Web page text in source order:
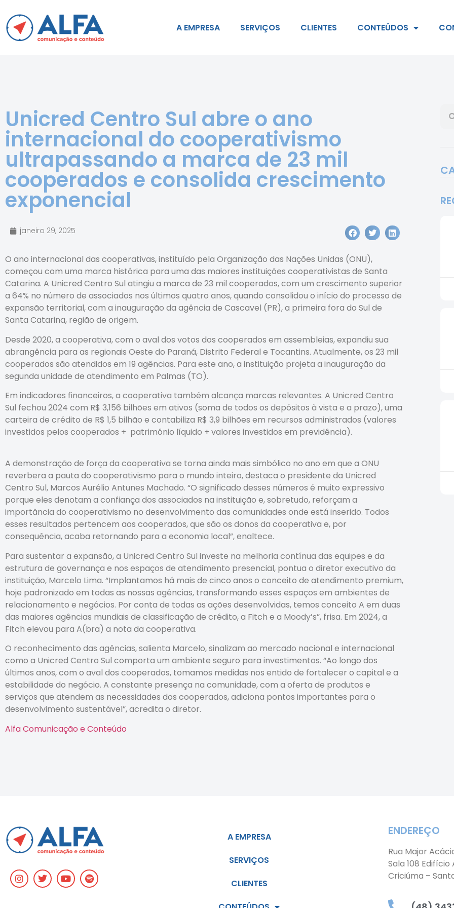
A EMPRESA SERVIÇOS CLIENTES CONTEÚDOS
Unicred Centro Sul abre o ano
internacional do cooperativismo
ultrapassando a marca de 23 mil
cooperados e consolida crescimento
exponencial
janeiro 29, 2025
O ano internacional das cooperativas, instituído pela Organização das Nações Unidas (ONU),
começou com uma marca histórica para uma das maiores instituições cooperativistas de Santa
Catarina. A Unicred Centro Sul atingiu a marca de 23 mil cooperados, com um crescimento superior
a 64% no número de associados nos últimos quatro anos, quando consolidou o início do processo de
expansão territorial, com a inauguração da agência de Cascavel (PR), a primeira fora do Sul de
Santa Catarina, região de origem.
Desde 2020, a cooperativa, com o aval dos votos dos cooperados em assembleias, expandiu sua
abrangência para as regionais Oeste do Paraná, Distrito Federal e Tocantins. Atualmente, os 23 mil
cooperados são atendidos em 19 agências. Para este ano, a instituição projeta a inauguração da
segunda unidade de atendimento em Palmas (TO).
Em indicadores financeiros, a cooperativa também alcança marcas relevantes. A Unicred Centro
Sul fechou 2024 com R$ 3,156 bilhões em ativos (soma de todos os depósitos à vista e a prazo), uma
carteira de crédito de R$ 1,5 bilhão e contabiliza R$ 3,9 bilhões em recursos administrados (valores
investidos pelos cooperados + patrimônio líquido + valores investidos em previdência).
A demonstração de força da cooperativa se torna ainda mais simbólico no ano em que a ONU
reverbera a pauta do cooperativismo para o mundo inteiro, destaca o presidente da Unicred
Centro Sul, Marcos Aurélio Antunes Machado. “O significado desses números é muito expressivo
porque eles denotam a confiança dos associados na instituição e, sobretudo, reforçam a
importância do cooperativismo no desenvolvimento das comunidades onde está inserido. Todos
esses resultados pertencem aos cooperados, que são os donos da cooperativa e, por
consequência, acaba retornando para a economia local”, enaltece.
Para sustentar a expansão, a Unicred Centro Sul investe na melhoria contínua das equipes e da
estrutura de governança e nos espaços de atendimento presencial, pontua o diretor executivo da
instituição, Marcelo Lima. “Implantamos há mais de cinco anos o conceito de atendimento premium,
hoje padronizado em todas as nossas agências, transformando esses espaços em ambientes de
relacionamento e negócios. Por conta de todas as ações desenvolvidas, temos conceito A em duas
das maiores agências mundiais de classificação de crédito, a Fitch e a Moody’s”, frisa. Em 2024, a
Fitch elevou para A(bra) a nota da cooperativa.
O reconhecimento das agências, salienta Marcelo, sinalizam ao mercado nacional e internacional
como a Unicred Centro Sul comporta um ambiente seguro para investimentos. “Ao longo dos
últimos anos, com o aval dos cooperados, tomamos medidas nos entido de fortalecer o capital e a
estabilidade do negócio. A constante presença na comunidade, com a oferta de produtos e
serviços que atendem as necessidades dos cooperados, adiciona pontos importantes para o
desenvolvimento sustentável”, acredita o diretor.
Alfa Comunicação e Conteúdo
A EMPRESA
SERVIÇOS
CLIENTES
ENDEREÇO
Rua Major
Sala 108
Criciúma –